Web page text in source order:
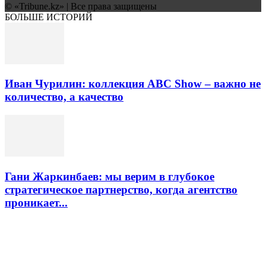
© «Tribune.kz» | Все права защищены
БОЛЬШЕ ИСТОРИЙ
Иван Чурилин: коллекция ABC Show – важно не
количество, а качество
Гани Жаркинбаев: мы верим в глубокое
стратегическое партнерство, когда агентство
проникает...